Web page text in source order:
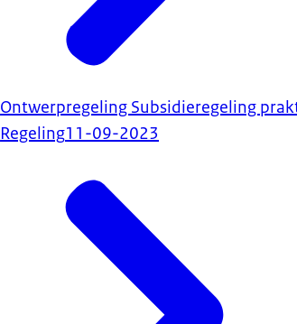
Ontwerpregeling Subsidieregeling
Regeling11-09-2023